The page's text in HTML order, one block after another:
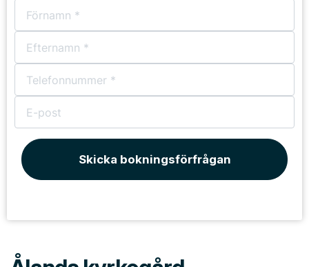
Skicka bokningsförfrågan